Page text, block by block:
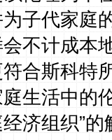
子代家庭
不计成本
合斯科特
生活中的
济组织”